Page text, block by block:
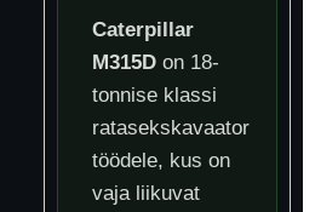
Caterpillar
M315D on 18-
tonnise klassi
ratasekskavaator
töödele, kus on
vaja liikuvat